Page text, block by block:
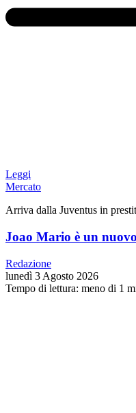
Leggi
Mercato
Arriva dalla Juventus in
Joao Mario è un
Redazione
lunedì 3 Agosto 2026
Tempo di lettura: meno di 1